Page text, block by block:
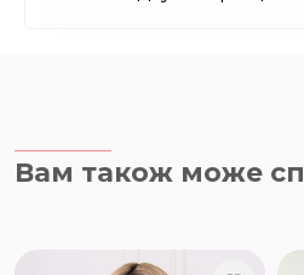
Вам також може